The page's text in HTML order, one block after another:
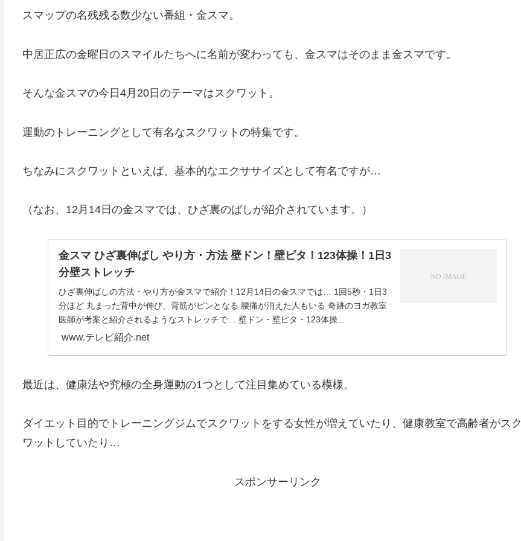
スマップの名残残る数少ない番組・金スマ。
中居正広の金曜日のスマイルたちへに名前が変わっても、金スマはそのまま金スマです。
そんな金スマの今日4月20日のテーマはスクワット。
運動のトレーニングとして有名なスクワットの特集です。
ちなみにスクワットといえば、基本的なエクササイズとして有名ですが…
（なお、12月14日の金スマでは、ひざ裏のばしが紹介されています。）
金スマ ひざ裏伸ばし やり方・方法 壁ドン！壁ピタ！123体操！1日3
分壁ストレッチ
ひざ裏伸ばしの方法・やり方が金スマで紹介！12月14日の金スマでは… 1回5秒・1日3
分ほど 丸まった背中が伸び、背筋がピンとなる 腰痛が消えた人もいる 奇跡のヨガ教室
医師が考案と紹介されるようなストレッチで… 壁ドン・壁ピタ・123体操...
www.テレビ紹介.net
最近は、健康法や究極の全身運動の1つとして注目集めている模様。
ダイエット目的でトレーニングジムでスクワットをする女性が増えていたり、健康教室で高齢者がスク
ワットしていたり…
スポンサーリンク